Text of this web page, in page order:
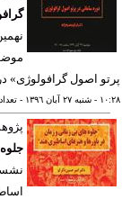
اصول گرافولوژی» در
- شنبه ٢٧ آبان ١٣٩٦ - تعداد
نشست